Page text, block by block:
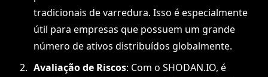
tradicionais de varredura. Isso é especialmente
útil para empresas que possuem um grande
número de ativos distribuídos globalmente.
Avaliação de Riscos: Com o SHODAN.IO, é